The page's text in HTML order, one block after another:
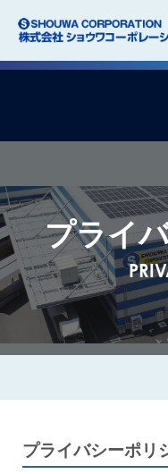
プライ
プライバシーポリ